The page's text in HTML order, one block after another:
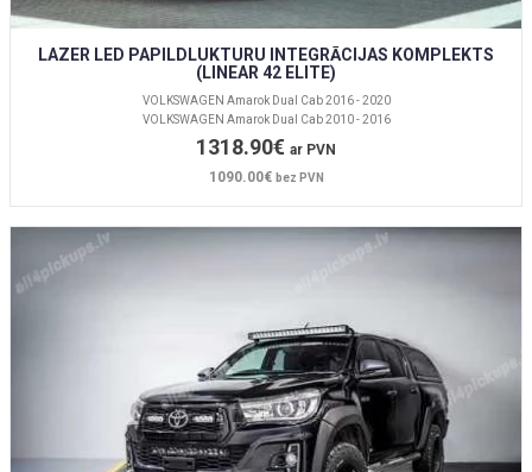
LAZER LED PAPILDLUKTURU INTEGRĀCIJAS KOMPLEKTS
(LINEAR 42 ELITE)
VOLKSWAGEN Amarok Dual Cab 2016 - 2020
VOLKSWAGEN Amarok Dual Cab 2010 - 2016
1318.90€ ar PVN
1090.00€ bez PVN